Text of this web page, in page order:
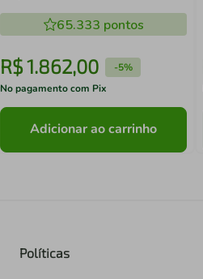
65.333 pontos
R$1.862,00 -5%
No pagamento com Pix
Adicionar ao carrinho
Políticas